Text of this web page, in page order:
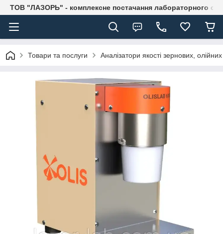
ТОВ "ЛАЗОРЬ" - комплексне постачання лабораторного
Товари та послуги Аналізатори якості зернових,